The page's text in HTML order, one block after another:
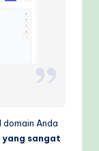
Anda
yang sangat